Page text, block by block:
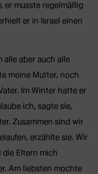
, er musste regelmäßig
er in Israel einen
alle aber auch alle
meine Mutter, noch
Im Winter hatte er
ich, sagte sie,
Zusammen sind wir
erzählte sie. Wir
Eltern mich
Am liebsten mochte